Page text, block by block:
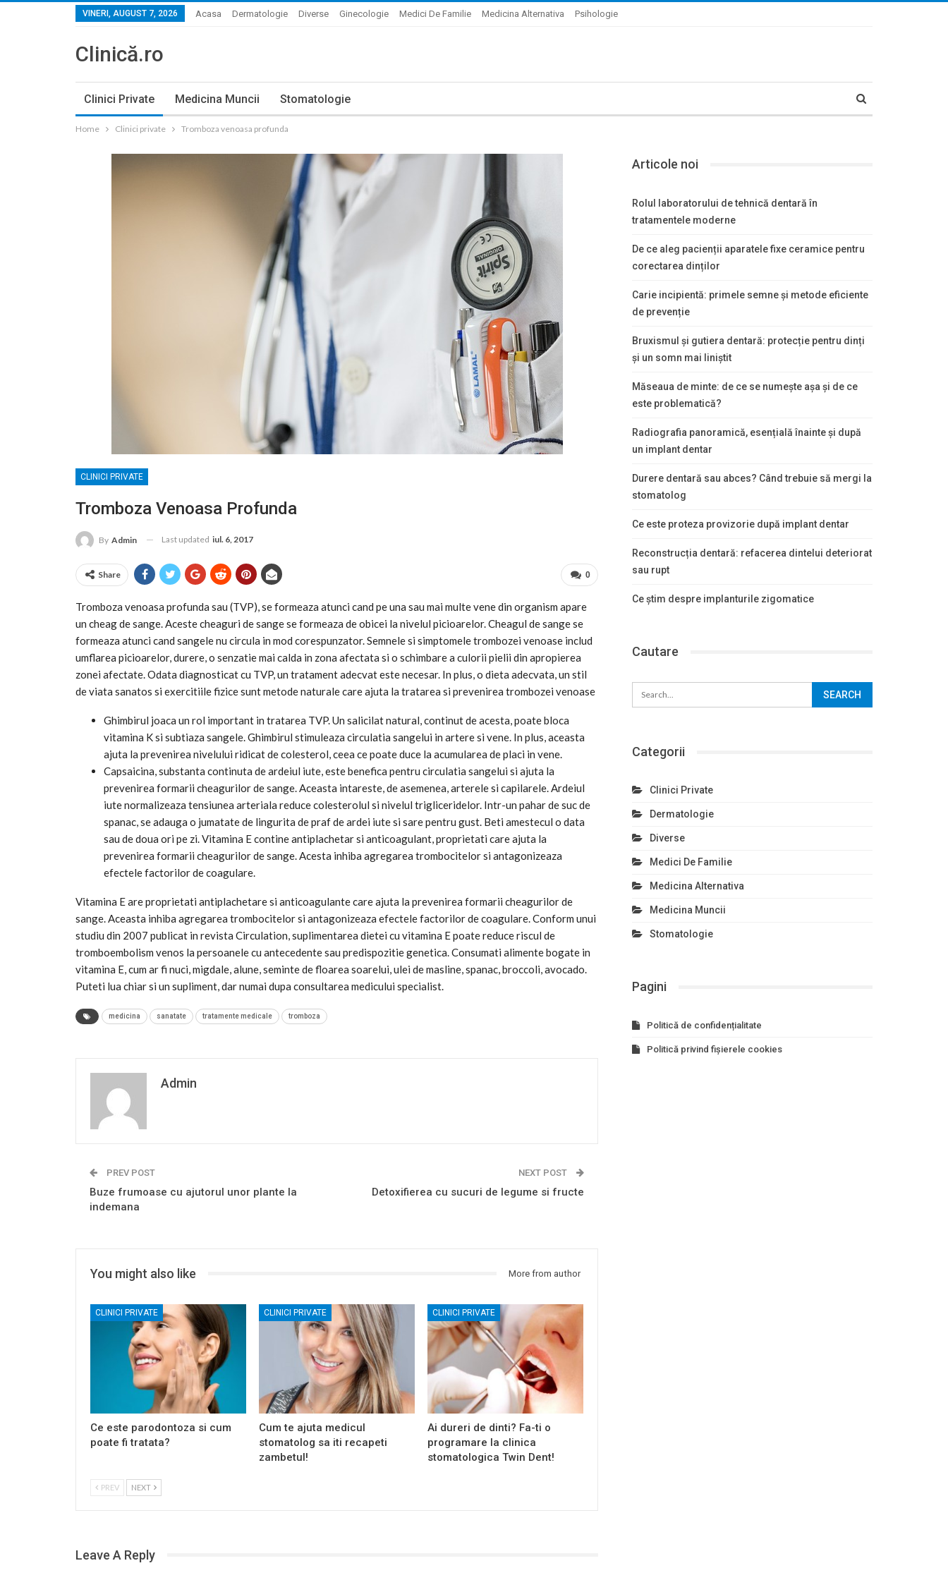
VINERI, AUGUST 7, 2026 Acasa Dermatologie Diverse Ginecologie Medici De Familie Medicina Alternativa Psihologie
Clinică.ro
Clinici Private Medicina Muncii Stomatologie
Home Clinici private Tromboza venoasa profunda
CLINICI PRIVATE
Tromboza Venoasa Profunda
By Admin Last updated iul. 6, 2017
0
Share
Tromboza venoasa profunda sau (TVP), se formeaza atunci cand pe una sau mai multe vene din organism apare
un cheag de sange. Aceste cheaguri de sange se formeaza de obicei la nivelul picioarelor. Cheagul de sange se
formeaza atunci cand sangele nu circula in mod corespunzator. Semnele si simptomele trombozei venoase includ
umflarea picioarelor, durere, o senzatie mai calda in zona afectata si o schimbare a culorii pielii din apropierea
zonei afectate. Odata diagnosticat cu TVP, un tratament adecvat este necesar. In plus, o dieta adecvata, un stil
de viata sanatos si exercitiile fizice sunt metode naturale care ajuta la tratarea si prevenirea trombozei venoase
Ghimbirul joaca un rol important in tratarea TVP. Un salicilat natural, continut de acesta, poate bloca
vitamina K si subtiaza sangele. Ghimbirul stimuleaza circulatia sangelui in artere si vene. In plus, aceasta
ajuta la prevenirea nivelului ridicat de colesterol, ceea ce poate duce la acumularea de placi in vene.
Capsaicina, substanta continuta de ardeiul iute, este benefica pentru circulatia sangelui si ajuta la
prevenirea formarii cheagurilor de sange. Aceasta intareste, de asemenea, arterele si capilarele. Ardeiul
iute normalizeaza tensiunea arteriala reduce colesterolul si nivelul trigliceridelor. Intr-un pahar de suc de
spanac, se adauga o jumatate de lingurita de praf de ardei iute si sare pentru gust. Beti amestecul o data
sau de doua ori pe zi. Vitamina E contine antiplachetar si anticoagulant, proprietati care ajuta la
prevenirea formarii cheagurilor de sange. Acesta inhiba agregarea trombocitelor si antagonizeaza
efectele factorilor de coagulare.
Vitamina E are proprietati antiplachetare si anticoagulante care ajuta la prevenirea formarii cheagurilor de
sange. Aceasta inhiba agregarea trombocitelor si antagonizeaza efectele factorilor de coagulare. Conform unui
studiu din 2007 publicat in revista Circulation, suplimentarea dietei cu vitamina E poate reduce riscul de
tromboembolism venos la persoanele cu antecedente sau predispozitie genetica. Consumati alimente bogate in
vitamina E, cum ar fi nuci, migdale, alune, seminte de floarea soarelui, ulei de masline, spanac, broccoli, avocado.
Puteti lua chiar si un supliment, dar numai dupa consultarea medicului specialist.
medicina sanatate tratamente medicale tromboza
Admin
PREV POST
Buze frumoase cu ajutorul unor plante la
indemana
NEXT POST
Detoxifierea cu sucuri de legume si fructe
You might also like More from author
CLINICI PRIVATE
Ce este parodontoza si cum
poate fi tratata?
CLINICI PRIVATE
Cum te ajuta medicul
stomatolog sa iti recapeti
zambetul!
CLINICI PRIVATE
Ai dureri de dinti? Fa-ti o
programare la clinica
stomatologica Twin Dent!
PREV NEXT
Leave A Reply
Articole noi
Rolul laboratorului de tehnică dentară în
tratamentele moderne
De ce aleg pacienții aparatele fixe ceramice pentru
corectarea dinților
Carie incipientă: primele semne și metode eficiente
de prevenție
Bruxismul și gutiera dentară: protecție pentru dinți
și un somn mai liniștit
Măseaua de minte: de ce se numește așa și de ce
este problematică?
Radiografia panoramică, esențială înainte și după
un implant dentar
Durere dentară sau abces? Când trebuie să mergi la
stomatolog
Ce este proteza provizorie după implant dentar
Reconstrucția dentară: refacerea dintelui deteriorat
sau rupt
Ce știm despre implanturile zigomatice
Cautare
Categorii
Clinici Private
Dermatologie
Diverse
Medici De Familie
Medicina Alternativa
Medicina Muncii
Stomatologie
Pagini
Politică de confidențialitate
Politică privind fișierele cookies